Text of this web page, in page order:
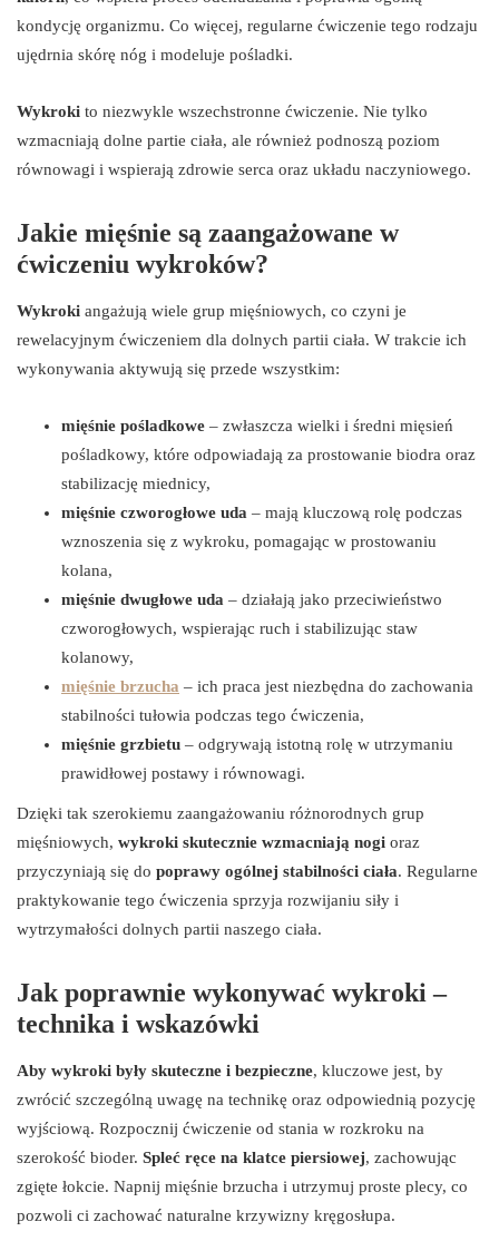
kondycję organizmu. Co więcej, regularne ćwiczenie tego rodzaju
ujędrnia skórę nóg i modeluje pośladki.
Wykroki to niezwykle wszechstronne ćwiczenie. Nie tylko
wzmacniają dolne partie ciała, ale również podnoszą poziom
równowagi i wspierają zdrowie serca oraz układu naczyniowego.
Jakie mięśnie są zaangażowane w
ćwiczeniu wykroków?
Wykroki angażują wiele grup mięśniowych, co czyni je
rewelacyjnym ćwiczeniem dla dolnych partii ciała. W trakcie ich
wykonywania aktywują się przede wszystkim:
mięśnie pośladkowe – zwłaszcza wielki i średni mięsień
pośladkowy, które odpowiadają za prostowanie biodra oraz
stabilizację miednicy,
mięśnie czworogłowe uda – mają kluczową rolę podczas
wznoszenia się z wykroku, pomagając w prostowaniu
kolana,
mięśnie dwugłowe uda – działają jako przeciwieństwo
czworogłowych, wspierając ruch i stabilizując staw
kolanowy,
mięśnie brzucha – ich praca jest niezbędna do zachowania
stabilności tułowia podczas tego ćwiczenia,
mięśnie grzbietu – odgrywają istotną rolę w utrzymaniu
prawidłowej postawy i równowagi.
Dzięki tak szerokiemu zaangażowaniu różnorodnych grup
mięśniowych, wykroki skutecznie wzmacniają nogi oraz
przyczyniają się do poprawy ogólnej stabilności ciała. Regularne
praktykowanie tego ćwiczenia sprzyja rozwijaniu siły i
wytrzymałości dolnych partii naszego ciała.
Jak poprawnie wykonywać wykroki –
technika i wskazówki
Aby wykroki były skuteczne i bezpieczne, kluczowe jest, by
zwrócić szczególną uwagę na technikę oraz odpowiednią pozycję
wyjściową. Rozpocznij ćwiczenie od stania w rozkroku na
szerokość bioder. Spleć ręce na klatce piersiowej, zachowując
zgięte łokcie. Napnij mięśnie brzucha i utrzymuj proste plecy, co
pozwoli ci zachować naturalne krzywizny kręgosłupa.